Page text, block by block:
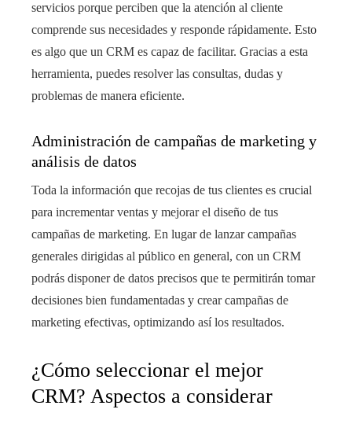
servicios porque perciben que la atención al cliente
comprende sus necesidades y responde rápidamente. Esto
es algo que un CRM es capaz de facilitar. Gracias a esta
herramienta, puedes resolver las consultas, dudas y
problemas de manera eficiente.
Administración de campañas de marketing y
análisis de datos
Toda la información que recojas de tus clientes es crucial
para incrementar ventas y mejorar el diseño de tus
campañas de marketing. En lugar de lanzar campañas
generales dirigidas al público en general, con un CRM
podrás disponer de datos precisos que te permitirán tomar
decisiones bien fundamentadas y crear campañas de
marketing efectivas, optimizando así los resultados.
¿Cómo seleccionar el mejor
CRM? Aspectos a considerar